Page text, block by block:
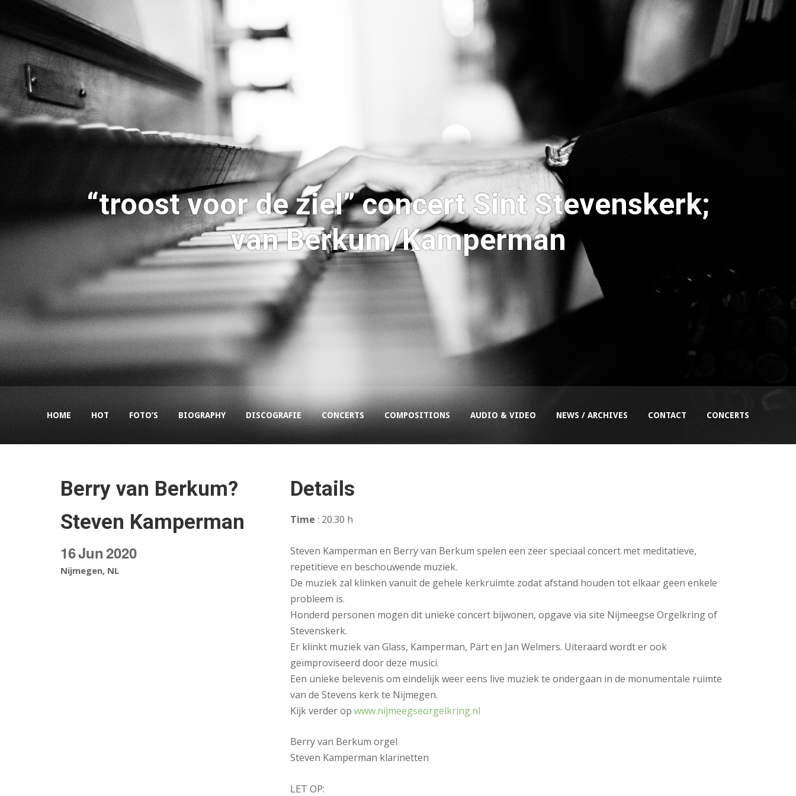
HOME HOT FOTO’S BIOGRAPHY DISCOGRAFIE CONCERTS COMPOSITIONS AUDIO & VIDEO NEWS / ARCHIVES CONTACT CONCERTS
“troost voor de ziel” concert Sint Stevenskerk;
van Berkum/Kamperman
Berry van Berkum?
Steven Kamperman
16Jun2020
Nijmegen, NL
Details
Time : 20.30 h
Steven Kamperman en Berry van Berkum spelen een zeer speciaal concert met meditatieve,
repetitieve en beschouwende muziek.
De muziek zal klinken vanuit de gehele kerkruimte zodat afstand houden tot elkaar geen enkele
probleem is.
Honderd personen mogen dit unieke concert bijwonen, opgave via site Nijmeegse Orgelkring of
Stevenskerk.
Er klinkt muziek van Glass, Kamperman, Pärt en Jan Welmers. Uiteraard wordt er ook
geïmproviseerd door deze musici.
Een unieke belevenis om eindelijk weer eens live muziek te ondergaan in de monumentale ruimte
van de Stevens kerk te Nijmegen.
Kijk verder op www.nijmeegseorgelkring.nl
Berry van Berkum orgel
Steven Kamperman klarinetten
LET OP: